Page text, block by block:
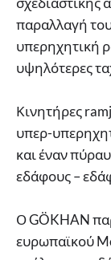
παραλλαγή
υπερηχητική
υψηλότερες
Κινητήρες
υπερ-
και έναν
εδάφους –
Ο GÖKHAN
ευρωπαϊκού